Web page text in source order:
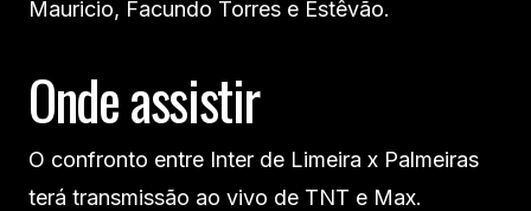
Mauricio, Facundo Torres e Estêvão.
Onde assistir
O confronto entre Inter de Limeira x Palmeiras
terá transmissão ao vivo de TNT e Max.